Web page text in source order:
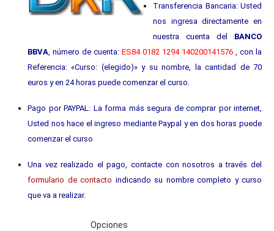
Transferencia Bancaria: Usted
nos ingresa directamente en
nuestra cuenta del BANCO
BBVA , número de cuenta: ES84 0182 1294 140200141576
, con la
Referencia: «Curso: (elegido)» y su nombre, la cantidad de 70
euros y en 24 horas puede comenzar el curso.
Pago por PAYPAL: La forma más segura de comprar por internet,
Usted nos hace el ingreso mediante Paypal y en dos horas puede
comenzar el curso
Una vez realizado el pago, contacte con nosotros a través del
formulario de contacto indicando su nombre completo y curso
que va a realizar.
Opciones